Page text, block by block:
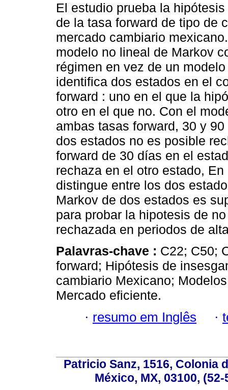
El estudio prueba la
de la tasa forward de tipo de
mercado cambiario
modelo no lineal de Markov
régimen en vez de un
identifica dos estados en el
forward : uno en el que la
otro en el que no. Con el
ambas tasas forward, 30 y
dos estados no es posible
forward de 30 días en el
rechaza en el otro estado,
distingue entre los dos
Markov de dos estados es
para probar la hipotesis de
rechazada en periodos de
Palavras-chave : C22; C50;
forward; Hipótesis de
cambiario Mexicano;
Mercado eficiente.
· resumo em Inglês ·
Patricio Sanz, 1516, Colonia
México, MX, 03100,